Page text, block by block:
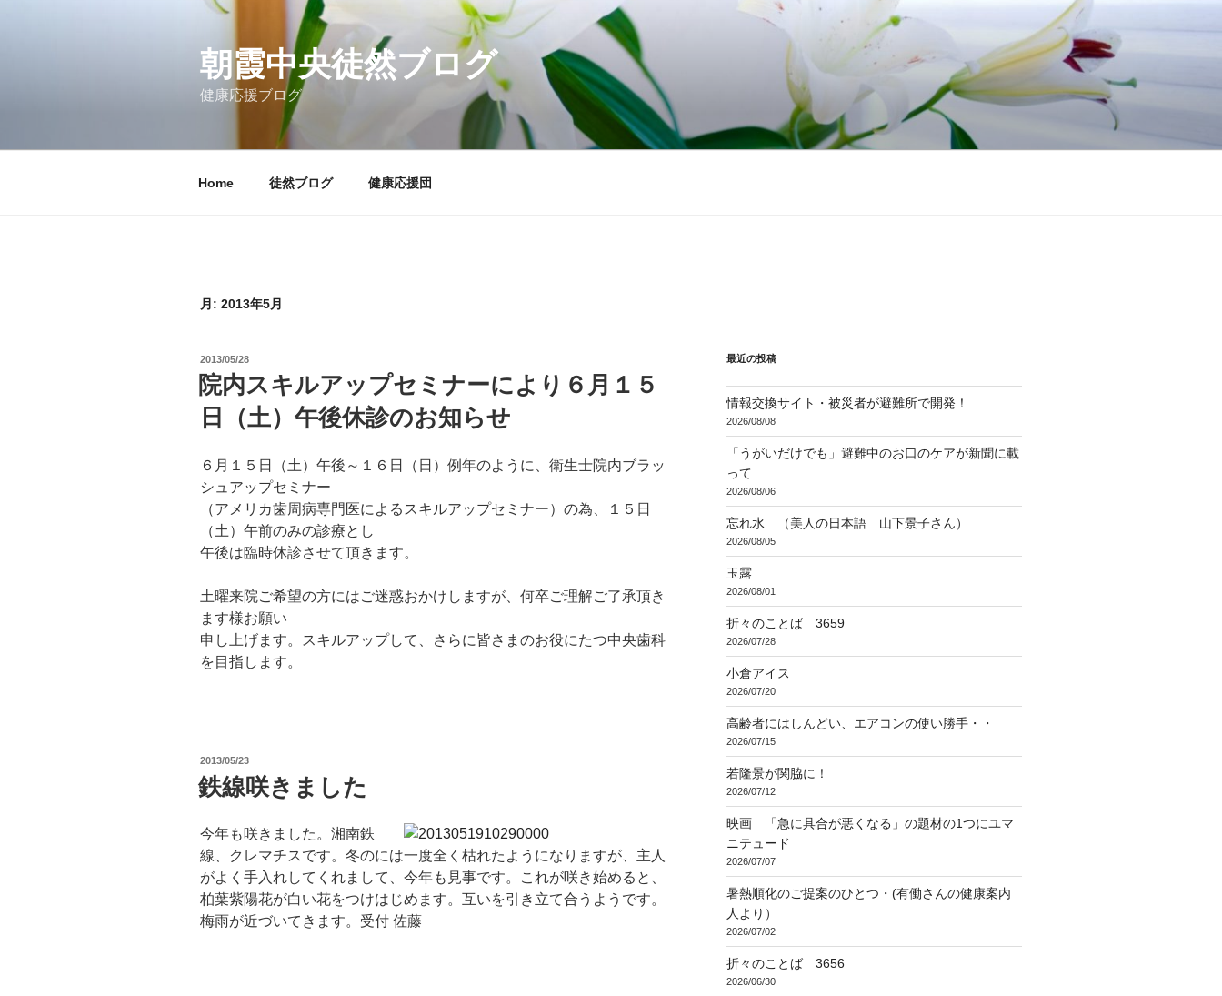
朝霞中央徒然ブログ
健康応援ブログ
Home 徒然ブログ 健康応援団
月: 2013年5月
投
稿
日:
2013/05/28
院内スキルアップセミナーにより６月１５
日（土）午後休診のお知らせ
６月１５日（土）午後～１６日（日）例年のように、衛生士院内ブラッ
シュアップセミナー
（アメリカ歯周病専門医によるスキルアップセミナー）の為、１５日
（土）午前のみの診療とし
午後は臨時休診させて頂きます。
土曜来院ご希望の方にはご迷惑おかけしますが、何卒ご理解ご了承頂き
ます様お願い
申し上げます。スキルアップして、さらに皆さまのお役にたつ中央歯科
を目指します。
投
稿
日:
2013/05/23
鉄線咲きました
今年も咲きました。湘南鉄
線、クレマチスです。冬のには一度全く枯れたようになりますが、主人
がよく手入れしてくれまして、今年も見事です。これが咲き始めると、
柏葉紫陽花が白い花をつけはじめます。互いを引き立て合うようです。
梅雨が近づいてきます。受付 佐藤
最近の投稿
情報交換サイト・被災者が避難所で開発！
2026/08/08
「うがいだけでも」避難中のお口のケアが新聞に載
って
2026/08/06
忘れ水 （美人の日本語 山下景子さん）
2026/08/05
玉露
2026/08/01
折々のことば 3659
2026/07/28
小倉アイス
2026/07/20
高齢者にはしんどい、エアコンの使い勝手・・
2026/07/15
若隆景が関脇に！
2026/07/12
映画 「急に具合が悪くなる」の題材の1つにユマ
ニテュード
2026/07/07
暑熱順化のご提案のひとつ・(有働さんの健康案内
人より）
2026/07/02
折々のことば 3656
2026/06/30